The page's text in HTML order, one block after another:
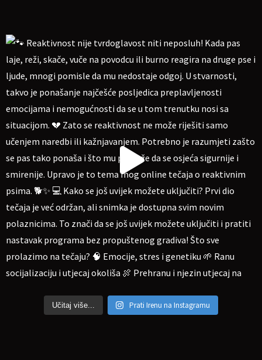
Učitaj više... Prati Irenu na Instagramu